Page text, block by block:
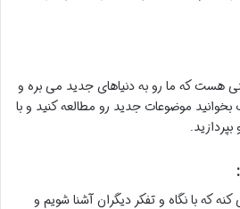
هست که ما رو به دنیاهای جدید می بره و
موضوعات جدید رو مطالعه کنید و با
که با نگاه و تفکر دیگران آشنا شویم و